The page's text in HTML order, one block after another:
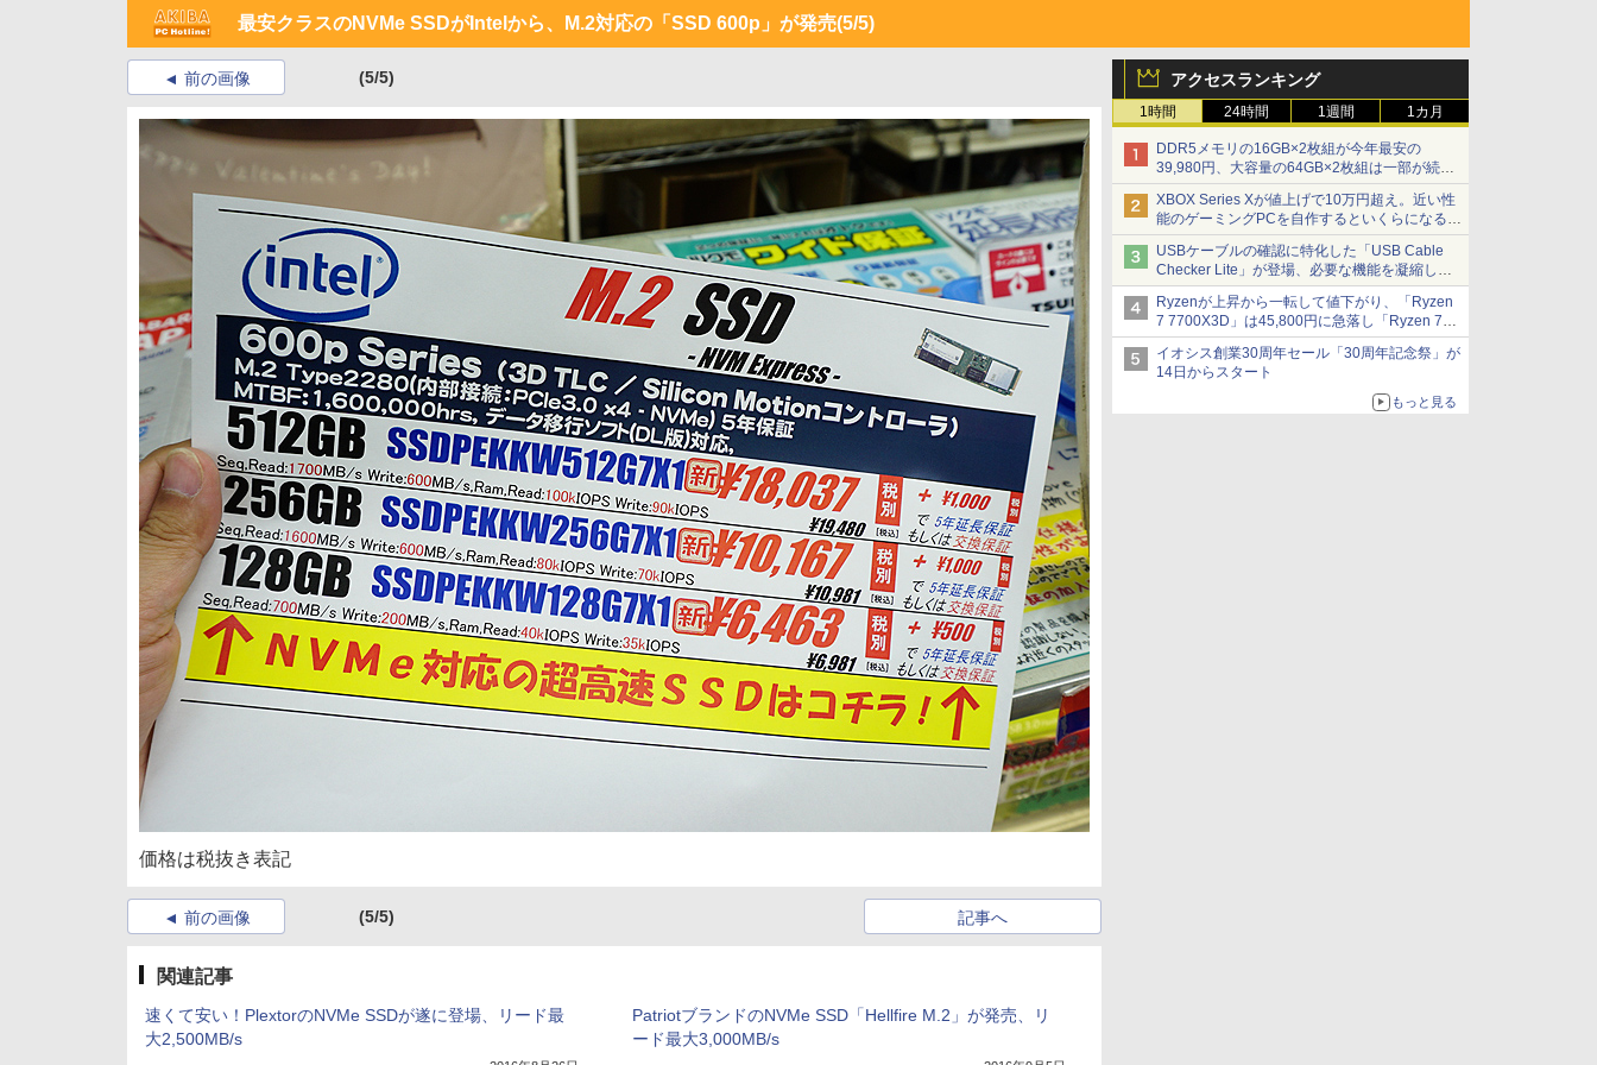
最安クラスのNVMe SSDがIntelから、M.2対応の「SSD 600p」が発売(5/5)
アクセスランキング
1時間 24時間 1週間 1カ月
DDR5メモリの16GB×2枚組が今年最安の
39,980円、大容量の64GB×2枚組は一部が続騰
[8月前半のメモリ価格]
XBOX Series Xが値上げで10万円超え。近い性
能のゲーミングPCを自作するといくらになる？
【石田賀津男の『酒の肴にPCゲーム』】
USBケーブルの確認に特化した「USB Cable
Checker Lite」が登場、必要な機能を凝縮しコ
ンパクトに 7日発売
Ryzenが上昇から一転して値下がり、「Ryzen
7 7700X3D」は45,800円に急落し「Ryzen 7
7800X3D」との価格逆転解消 [8月前半のCPU
価格]
イオシス創業30周年セール「30周年記念祭」が
14日からスタート
もっと見る
前の画像 (5/5)
価格は税抜き表記
前の画像 (5/5) 記事へ
関連記事
速くて安い！PlextorのNVMe SSDが遂に登場、リード最
大2,500MB/s
PatriotブランドのNVMe SSD「Hellfire M.2」が発売、リ
ード最大3,000MB/s